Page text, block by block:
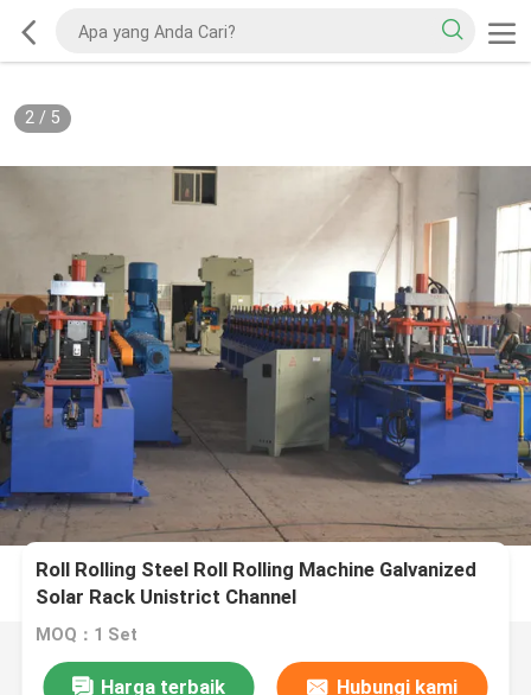
2/ 5
Roll Rolling Steel Roll Rolling Machine Galvanized
Solar Rack Unistrict Channel
MOQ：1 Set
Harga terbaik Hubungi kami